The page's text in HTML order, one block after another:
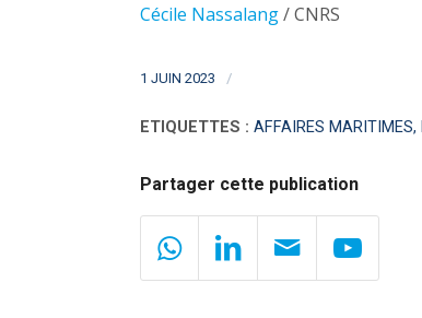
Cécile Nassalang/ CNRS
1 JUIN 2023 /
ETIQUETTES : AFFAIRES MARITIMES,
Partager cette publication